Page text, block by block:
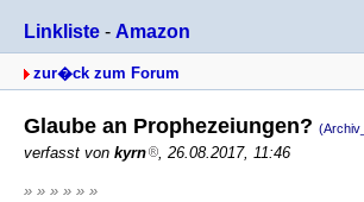
Linkliste - Amazon
zur�ck zum Forum
Glaube an Prophezeiungen?
verfasst von kyrn , 26.08.2017, 11:46
» » » » » »